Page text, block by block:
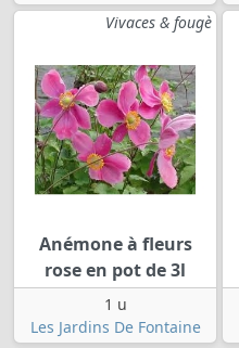
Vivaces & fougè
Anémone à fleurs
rose en pot de 3l
1 u
Les Jardins De Fontaine